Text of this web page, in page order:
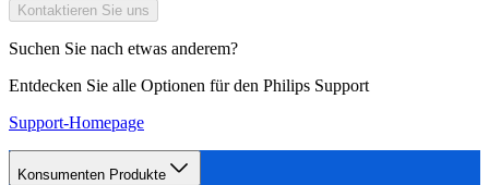
Kontaktieren Sie uns
Suchen Sie nach etwas anderem?
Entdecken Sie alle Optionen für den Philips Support
Support-Homepage
Konsumenten Produkte